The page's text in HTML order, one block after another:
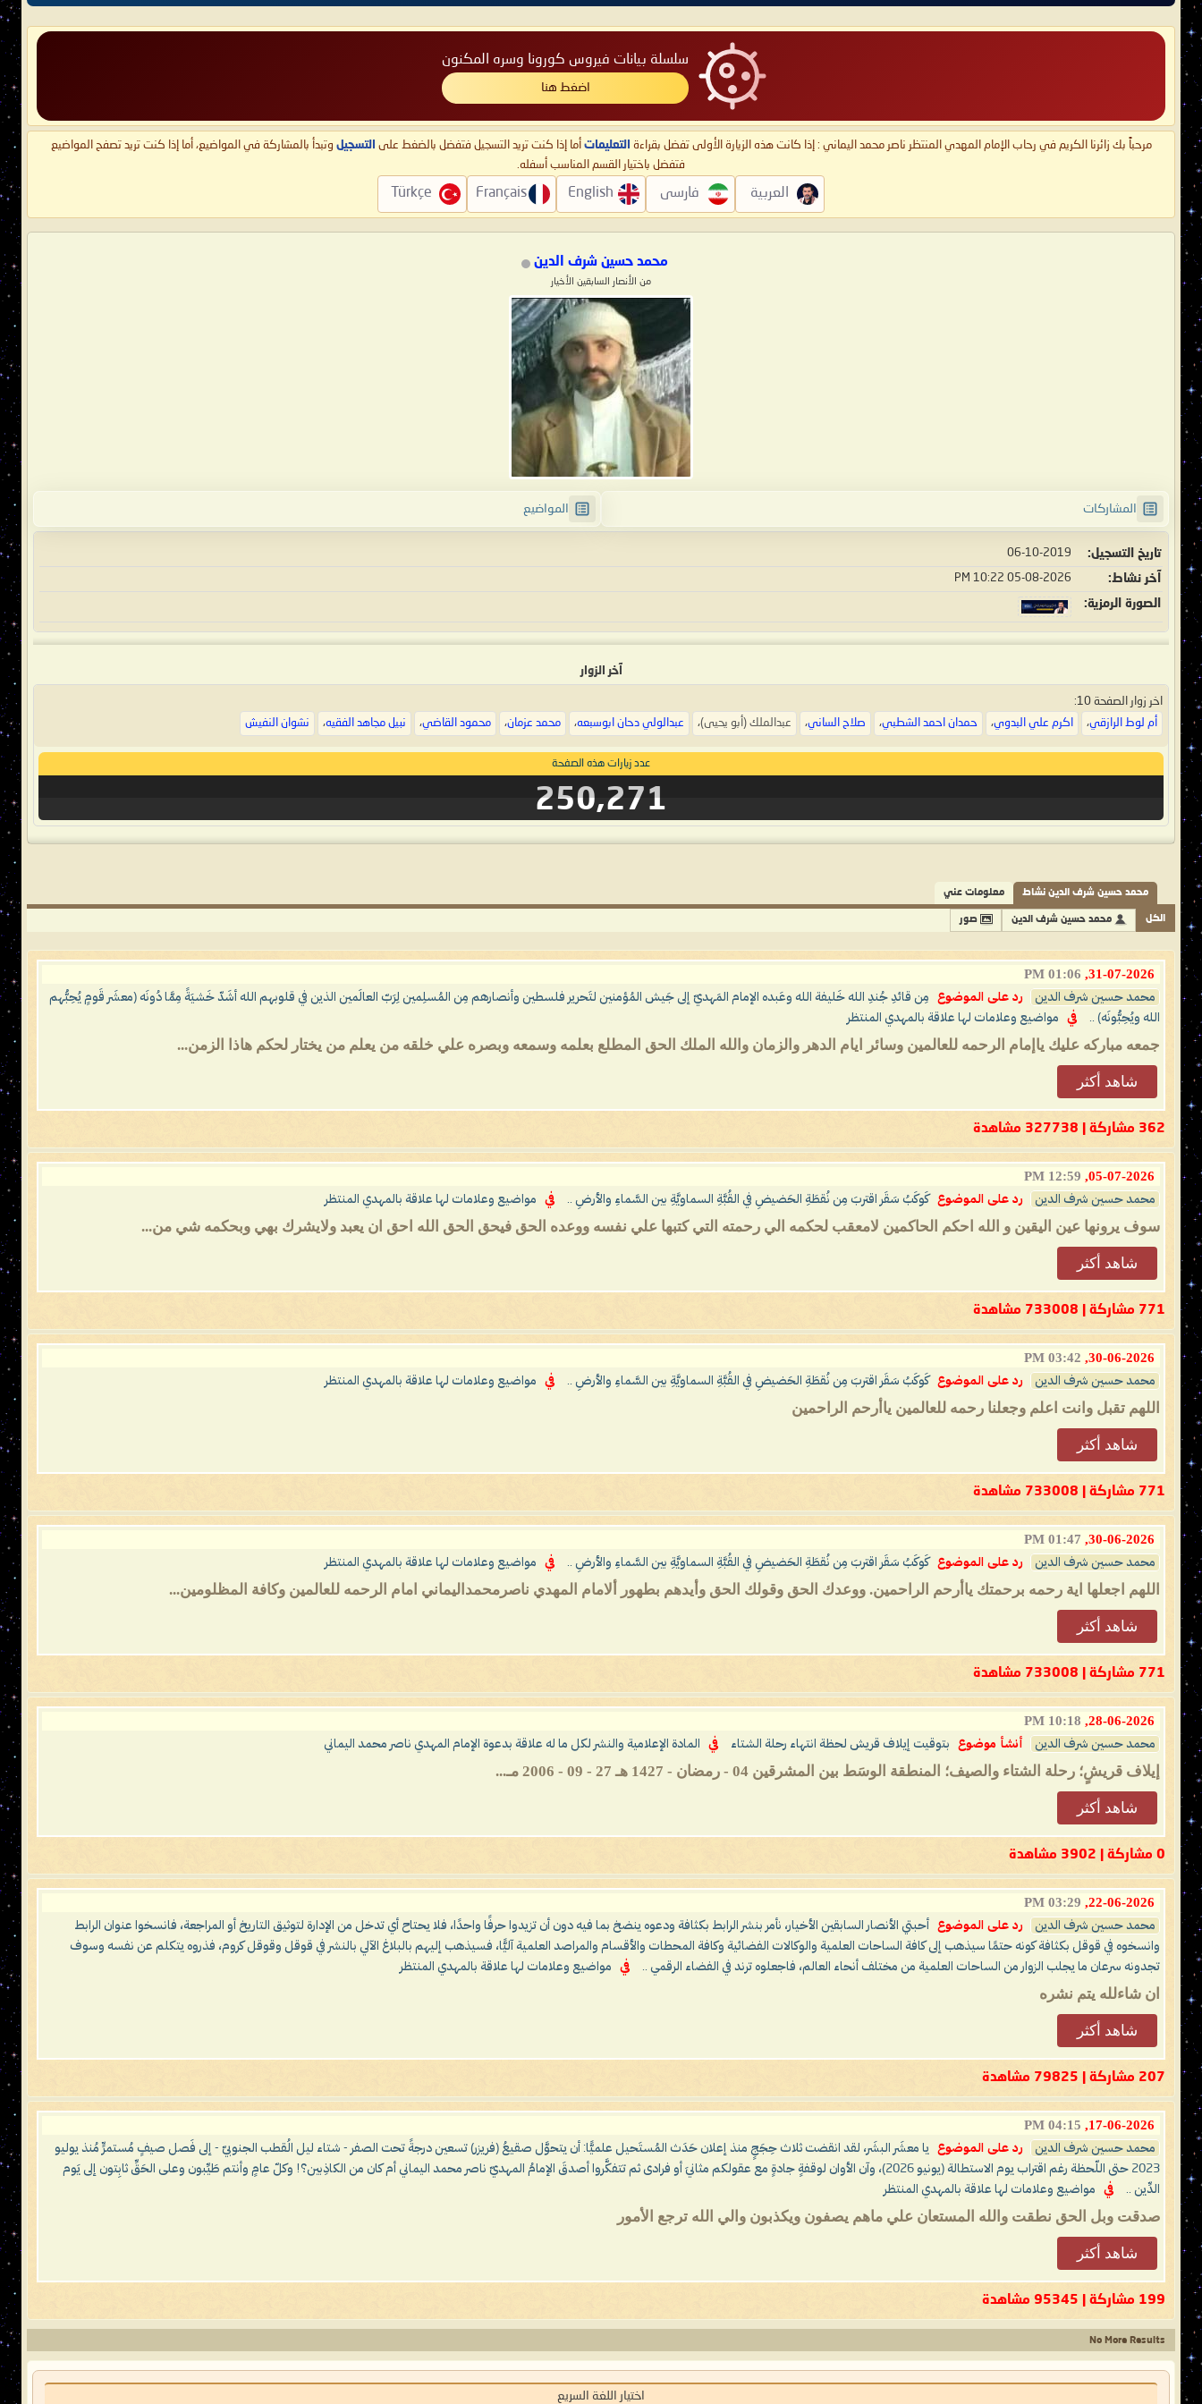
سلسلة بيانات فيروس كورونا وسره المكنون
اضغط هنا
مرحباً بك زائرنا الكريم في رحاب الإمام المهدي المنتظر ناصر محمد اليماني : إذا كانت هذه الزيارة الأولى تفضل بقراءة التعليمات أما إذا كنت تريد التسجيل فتفضل بالضغط على التسجيل وتبدأ بالمشاركة في المواضيع، أما إذا كنت تريد تصفح المواضيع
فتفضل باختيار القسم المناسب أسفله.
العربية فارسی English
Français
Türkçe
محمد حسين شرف الدين
من الأنصار السابقين الأخيار
المشاركات المواضيع
تاريخ التسجيل 06-10-2019
آخر نشاط 05-08-2026
10:22 PM
الصورة الرمزية
آخر الزوار
اخر زوار الصفحة 10:
أم لوط الرازقي، اكرم علي البدوي، حمدان احمد الشطبي، صلاح الساني، عبدالملك (أبو يحيى)، عبدالولي دحان ابوسبعه، محمد عزمان، محمود القاضي، نبيل مجاهد الفقيه، نشوان النفيش
عدد زيارات هذه الصفحة
250,271
محمد حسين شرف الدين نشاط معلومات عني
الكل محمد حسين شرف الدين صور
31-07-2026,
01:06 PM
محمد حسين شرف الدين رد على الموضوع
مِن قائدِ جُندِ الله خَليفة الله وعَبده الإمام المَهديّ إلى جَيش المُؤمنين لتَحرير فلسطين وأنصارهم مِن المُسلِمين لِرَبّ العالَمين الذين في قلوبهم الله أشَدّ خَشيَةً مِمَّا دُونَه (معشَر قَومٍ يُحِبُّهم
الله ويُحِبُّونَه) ..
في مواضيع وعلامات لها علاقة بالمهدي المنتظر
جمعه مباركه عليك ياإمام الرحمه للعالمين وسائر ايام الدهر والزمان والله الملك الحق المطلع بعلمه وسمعه وبصره علي خلقه من يعلم من يختار لحكم هاذا الزمن...
شاهد أكثر
362 مشاركة | 327738 مشاهدة
05-07-2026,
12:59 PM
محمد حسين شرف الدين رد على الموضوع كَوكَبُ سَقَر اقتربَ مِن نُقطَةِ الحَضيضِ في القُبَّةِ السماويَّةِ بين السَّماءِ والأرضِ .. في مواضيع وعلامات لها علاقة بالمهدي المنتظر
سوف يرونها عين اليقين و الله احكم الحاكمين لامعقب لحكمه الي رحمته التي كتبها علي نفسه ووعده الحق فيحق الحق الله احق ان يعبد ولايشرك بهي وبحكمه شي من...
شاهد أكثر
771 مشاركة | 733008 مشاهدة
30-06-2026,
03:42 PM
محمد حسين شرف الدين رد على الموضوع كَوكَبُ سَقَر اقتربَ مِن نُقطَةِ الحَضيضِ في القُبَّةِ السماويَّةِ بين السَّماءِ والأرضِ .. في مواضيع وعلامات لها علاقة بالمهدي المنتظر
اللهم تقبل وانت اعلم وجعلنا رحمه للعالمين ياأرحم الراحمين
شاهد أكثر
771 مشاركة | 733008 مشاهدة
30-06-2026,
01:47 PM
محمد حسين شرف الدين رد على الموضوع كَوكَبُ سَقَر اقتربَ مِن نُقطَةِ الحَضيضِ في القُبَّةِ السماويَّةِ بين السَّماءِ والأرضِ .. في مواضيع وعلامات لها علاقة بالمهدي المنتظر
اللهم اجعلها اية رحمه برحمتك ياأرحم الراحمين. ووعدك الحق وقولك الحق وأيدهم بطهور ألامام المهدي ناصرمحمداليماني امام الرحمه للعالمين وكافة المظلومين...
شاهد أكثر
771 مشاركة | 733008 مشاهدة
28-06-2026,
10:18 PM
محمد حسين شرف الدين أنشأ موضوع بتوقيت إيلاف قريش لحظة انتهاء رحلة الشتاء في المادة الإعلامية والنشر لكل ما له علاقة بدعوة الإمام المهدي ناصر محمد اليماني
إيلاف قريشٍ؛ رحلة الشتاء والصيف؛ المنطقة الوسَط بين المشرقين 04 - رمضان - 1427 هـ 27 - 09 - 2006 مـ...
شاهد أكثر
0 مشاركة | 3902 مشاهدة
22-06-2026,
03:29 PM
محمد حسين شرف الدين رد على الموضوع
أحبتي الأنصار السابقين الأخيار، نأمر بنشر الرابط بكثافة ودعوه ينضخ بما فيه دون أن تزيدوا حرفًا واحدًا، فلا يحتاح أي تدخل من الإدارة لتوثيق التاريخ أو المراجعة، فانسخوا عنوان الرابط
وانسخوه في قوقل بكثافة كونه حتمًا سيذهب إلى كافة الساحات العلمية والوكالات الفضائية وكافة المحطات والأقسام والمراصد العلمية آليًّا، فسيذهب إليهم بالبلاغ الآلي بالنشر في قوقل وقوقل كروم، فذروه يتكلم عن نفسه وسوف
تجدونه سرعان ما يجلب الزوار من الساحات العلمية من مختلف أنحاء العالم، فاجعلوه ترند في الفضاء الرقمي ..
في مواضيع وعلامات لها علاقة بالمهدي المنتظر
ان شاءلله يتم نشره
شاهد أكثر
207 مشاركة | 79825 مشاهدة
17-06-2026,
04:15 PM
محمد حسين شرف الدين رد على الموضوع
يا معشَر البشَر، لقد انقضت ثلاث حِجَجٍ منذ إعلان حَدَث المُستَحيل علميًّا: أن يتحوَّل صقيعُ (فريزر) تسعين درجةً تحت الصفر - شتاء ليل الُقطب الجنوبيّ - إلى فَصل صيفٍ مُستمرٍّ مُنذ يوليو
2023 حتى اللّحظة رغم اقتراب يوم الاستطالة (يونيو 2026)، وآن الأوان لوقفةٍ جادةٍ مع عقولكم مثانيَ أو فرادى ثم تتفكَّروا أصدقَ الإمامُ المهديّ ناصر محمد اليماني أم كان من الكاذِبين؟! وكلّ عامٍ وأنتم طَيِّبون وعلى الحَقِّ ثابِتون إلى يَوم
الدِّين ..
في مواضيع وعلامات لها علاقة بالمهدي المنتظر
صدقت وبل الحق نطقت والله المستعان علي ماهم يصفون ويكذبون والي الله ترجع الأمور
شاهد أكثر
199 مشاركة | 95345 مشاهدة
No More Results
اختيار اللغة السريع